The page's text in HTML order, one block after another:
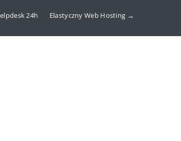
24h Elastyczny Web Hosting →